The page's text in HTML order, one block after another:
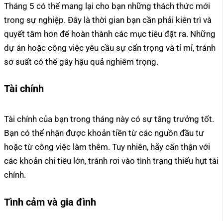
Tháng 5 có thể mang lại cho bạn những thách thức mới
trong sự nghiệp. Đây là thời gian bạn cần phải kiên trì và
quyết tâm hơn để hoàn thành các mục tiêu đặt ra. Những
dự án hoặc công việc yêu cầu sự cẩn trọng và tỉ mỉ, tránh
sơ suất có thể gây hậu quả nghiêm trọng.
Tài chính
Tài chính của bạn trong tháng này có sự tăng trưởng tốt.
Bạn có thể nhận được khoản tiền từ các nguồn đầu tư
hoặc từ công việc làm thêm. Tuy nhiên, hãy cẩn thận với
các khoản chi tiêu lớn, tránh rơi vào tình trạng thiếu hụt tài
chính.
Tình cảm và gia đình